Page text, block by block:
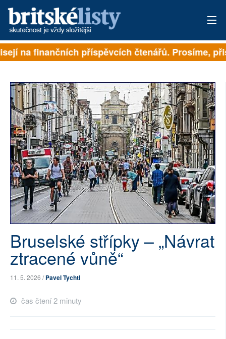
PŘIHLÁSIT
ARCHIV
ROZHOVORY
TÉMATA
NEJČTENĚJŠÍ ZA 7 DNÍ
AUTOŘI
PŘÍSPĚVKY NA PROVOZ
SOCIÁLNÍ SÍTĚ
RUBRIKY
na finančních příspěvcích čtenářů. Prosíme,
Bruselské střípky – „Návrat
ztracené vůně“
11. 5. 2026 /Pavel Tychtl
čas čtení 2 minuty